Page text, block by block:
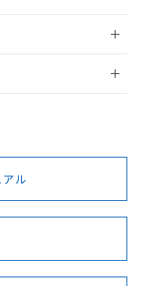
録
に、以下を必ずお読
BV型式承認
（フランス
KR型式
（韓国
No No
ル
ステル類４
の期間は出
とから備考
た。